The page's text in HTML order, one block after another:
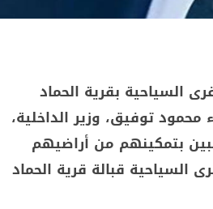
السياحية بقرية الحماد
محمود توفيق، وزير الداخلية،
بتمكينهم من أراضيهم
السياحية قبالة قرية الحماد